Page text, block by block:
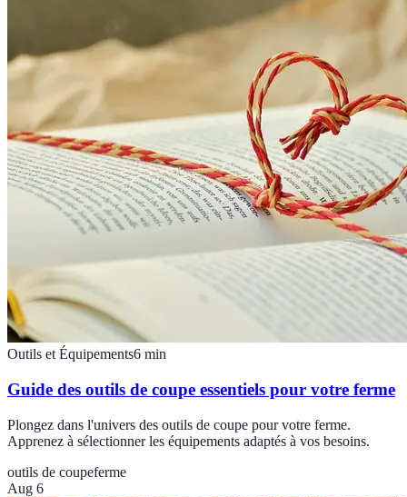
Outils et Équipements6 min
Guide des outils de coupe essentiels pour votre ferme
Plongez dans l'univers des outils de coupe pour votre ferme.
Apprenez à sélectionner les équipements adaptés à vos besoins.
outils de coupeferme
Aug 6